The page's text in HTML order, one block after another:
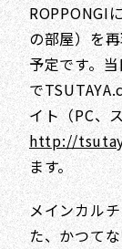
ROPPONGI
の部屋）を
予定です。
で
イト（PC、
http://
ます。
メインカル
た、かつて